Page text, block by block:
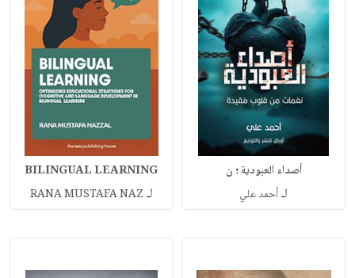
أصداء العبودية ؛ ن
لـأحمد علي
BILINGUAL LEARNING
لـ RANA MUSTAFA NAZ